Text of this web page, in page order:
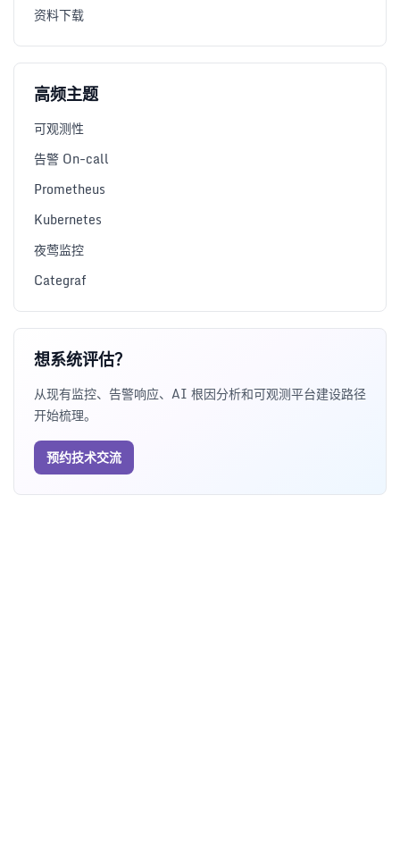
资料下载
高频主题
可观测性
告警 On-call
Prometheus
Kubernetes
夜莺监控
Categraf
想系统评估？
从现有监控、告警响应、AI 根因分析和可观测平台建设路径
开始梳理。
预约技术交流